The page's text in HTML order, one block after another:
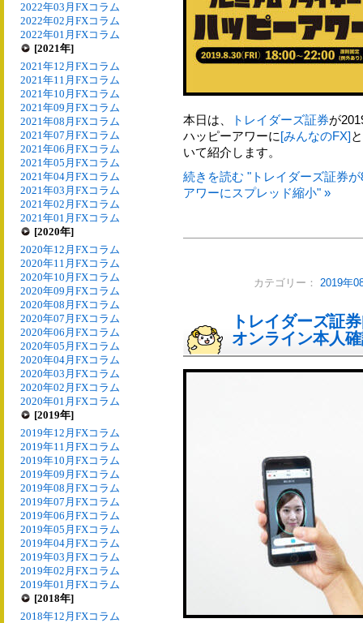
2022年03月FXコラム
2022年02月FXコラム
2022年01月FXコラム
[2021年]
2021年12月FXコラム
2021年11月FXコラム
2021年10月FXコラム
2021年09月FXコラム
2021年08月FXコラム
2021年07月FXコラム
2021年06月FXコラム
2021年05月FXコラム
2021年04月FXコラム
2021年03月FXコラム
2021年02月FXコラム
2021年01月FXコラム
[2020年]
2020年12月FXコラム
2020年11月FXコラム
2020年10月FXコラム
2020年09月FXコラム
2020年08月FXコラム
2020年07月FXコラム
2020年06月FXコラム
2020年05月FXコラム
2020年04月FXコラム
2020年03月FXコラム
2020年02月FXコラム
2020年01月FXコラム
[2019年]
2019年12月FXコラム
2019年11月FXコラム
2019年10月FXコラム
2019年09月FXコラム
2019年08月FXコラム
2019年07月FXコラム
2019年06月FXコラム
2019年05月FXコラム
2019年04月FXコラム
2019年03月FXコラム
2019年02月FXコラム
2019年01月FXコラム
[2018年]
2018年12月FXコラム
本日は、 トレイダーズ証券が
ハッピーアワーに[みんなのFX]と
いて紹介します。
続きを読む "トレイダーズ証券
アワーにスプレッド縮小" »
カテゴリー： 2019年
トレイダーズ証
オンライン本人